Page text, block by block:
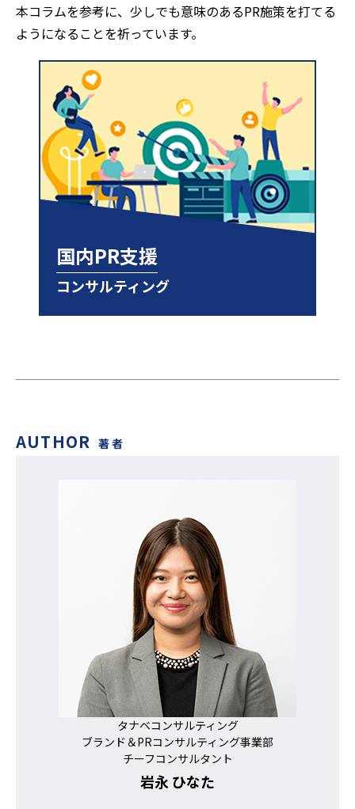
本コラムを参考に、少しでも意味のあるPR施策を打てる
ようになることを祈っています。
国内PR支援
コンサルティング
AUTHOR 著者
タナベコンサルティング
ブランド＆PRコンサルティング事業部
チーフコンサルタント
岩永 ひなた